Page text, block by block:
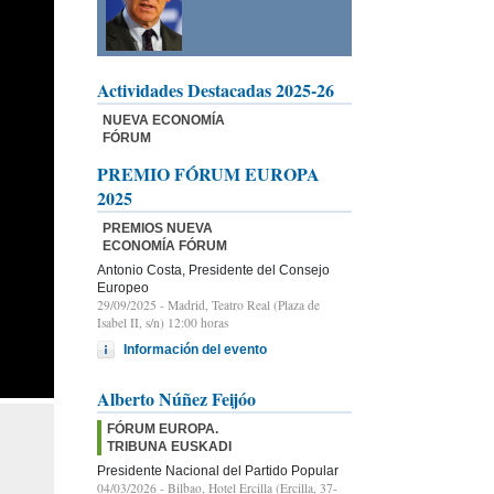
Actividades Destacadas 2025-26
NUEVA ECONOMÍA
FÓRUM
PREMIO FÓRUM EUROPA
2025
PREMIOS NUEVA
ECONOMÍA FÓRUM
Antonio Costa, Presidente del Consejo
Europeo
29/09/2025 - Madrid, Teatro Real (Plaza de
Isabel II, s/n) 12:00 horas
Información del evento
Alberto Núñez Feijóo
FÓRUM EUROPA.
TRIBUNA EUSKADI
Presidente Nacional del Partido Popular
04/03/2026 - Bilbao, Hotel Ercilla (Ercilla, 37-